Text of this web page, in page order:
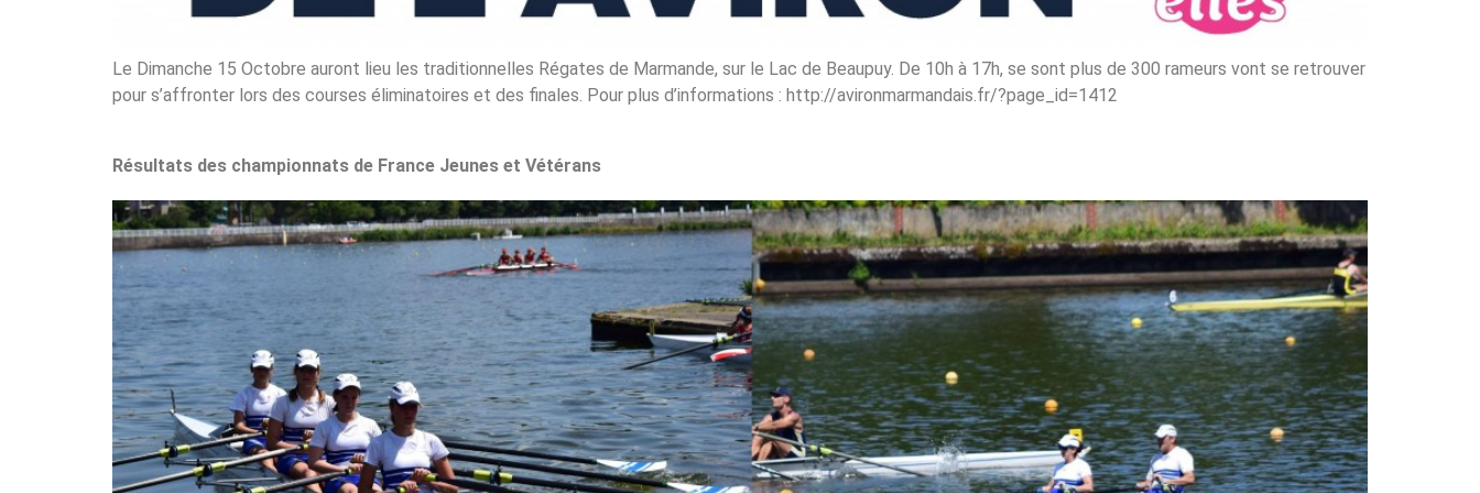
Le Dimanche 15 Octobre auront lieu les traditionnelles Régates de Marmande, sur le Lac de Beaupuy. De 10h à 17h, se sont plus de 300 rameurs vont se retrouver
pour s’affronter lors des courses éliminatoires et des finales. Pour plus d’informations : http://avironmarmandais.fr/?page_id=1412
Résultats des championnats de France Jeunes et Vétérans